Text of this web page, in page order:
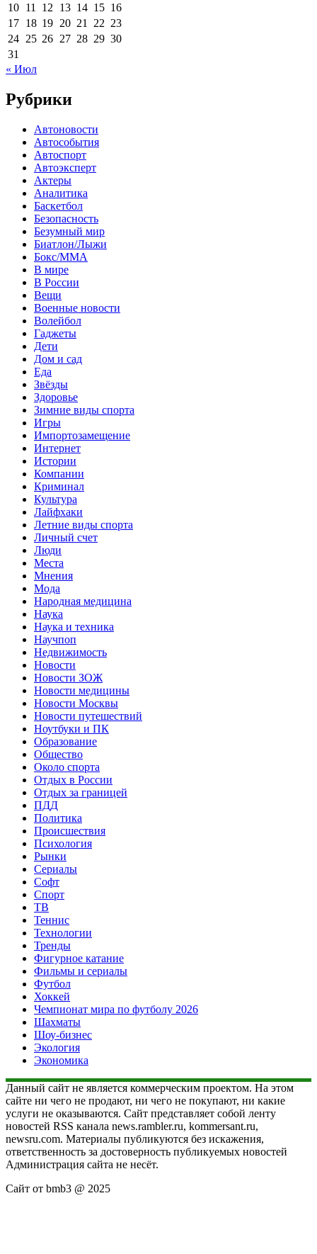
10 11 12 13 14 15 16
17 18 19 20 21 22 23
24 25 26 27 28 29 30
31
« Июл
Рубрики
Автоновости
Автособытия
Автоспорт
Автоэксперт
Актеры
Аналитика
Баскетбол
Безопасность
Безумный мир
Биатлон/Лыжи
Бокс/MMA
В мире
В России
Вещи
Военные новости
Волейбол
Гаджеты
Дети
Дом и сад
Еда
Звёзды
Здоровье
Зимние виды спорта
Игры
Импортозамещение
Интернет
Истории
Компании
Криминал
Культура
Лайфхаки
Летние виды спорта
Личный счет
Люди
Места
Мнения
Мода
Народная медицина
Наука
Наука и техника
Научпоп
Недвижимость
Новости
Новости ЗОЖ
Новости медицины
Новости Москвы
Новости путешествий
Ноутбуки и ПК
Образование
Общество
Около спорта
Отдых в России
Отдых за границей
ПДД
Политика
Происшествия
Психология
Рынки
Сериалы
Софт
Спорт
ТВ
Теннис
Технологии
Тренды
Фигурное катание
Фильмы и сериалы
Футбол
Хоккей
Чемпионат мира по футболу 2026
Шахматы
Шоу-бизнес
Экология
Экономика
Данный сайт не является коммерческим проектом. На этом
сайте ни чего не продают, ни чего не покупают, ни какие
услуги не оказываются. Сайт представляет собой ленту
новостей RSS канала news.rambler.ru, kommersant.ru,
newsru.com. Материалы публикуются без искажения,
ответственность за достоверность публикуемых новостей
Администрация сайта не несёт.
Сайт от bmb3 @ 2025